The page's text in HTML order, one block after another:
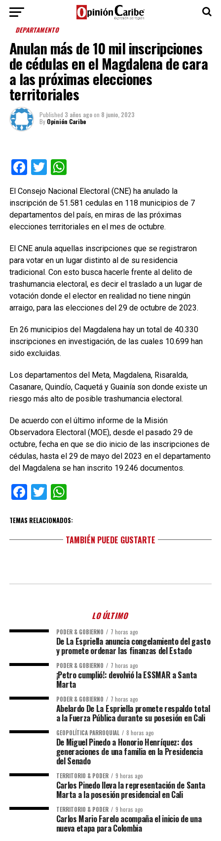
DEPARTAMENTO
Anulan más de 10 mil inscripciones
de cédulas en el Magdalena de cara
a las próximas elecciones
territoriales
Published 3 años agoon 8 junio, 2023
By Opinión Caribe
Facebook
TwitterWhatsApp
El Consejo Nacional Electoral (CNE) ha anulado la
inscripción de 51.581 cedulas en 118 municipios de 7
departamentos del país, en miras de las próximas
elecciones territoriales en el mes de octubre.
El CNE anula aquellas inscripciones que se registraron
para votar en un lugar distinto al de su residencia
tradicional. Con esto busca hacerle frente al delito de
trashumancia electoral, es decir el traslado a un lugar de
votación donde el elector en realidad no tiene ningún
arraigo, para las elecciones del 29 de octubre de 2023.
En 26 municipios del Magdalena hay un total de 40.330
inscripciones en investigación, de las cuales 10.699 han
sido excluidas.
Los departamentos del Meta, Magdalena, Risaralda,
Casanare, Quindío, Caquetá y Guainía son donde existe un
riesgo más alto de posible trashumancia electoral.
De acuerdo con el último informe de la Misión
Observadora Electoral (MOE), desde el pasado 29 de
octubre, fecha en que se dio inicio de las inscripciones de
cédulas, hasta el 29 de mayo del 2023 en el departamento
del Magdalena se han inscrito 19.246 documentos.
Facebook
TwitterWhatsApp
TEMAS RELACIONADOS:
TAMBIÉN PUEDE GUSTARTE
LO ÚLTIMO
PODER & GOBIERNO 7 horas ago
De La Espriella anuncia congelamiento del gasto
y promete ordenar las finanzas del Estado
PODER & GOBIERNO 7 horas ago
¡Petro cumplió!: devolvió la ESSMAR a Santa
Marta
PODER & GOBIERNO 7 horas ago
Abelardo De La Espriella promete respaldo total
a la Fuerza Pública durante su posesión en Cali
GEOPOLÍTICA PARROQUIAL 8 horas ago
De Miguel Pinedo a Honorio Henríquez: dos
generaciones de una familia en la Presidencia
del Senado
TERRITORIO & PODER 9 horas ago
Carlos Pinedo lleva la representación de Santa
Marta a la posesión presidencial en Cali
TERRITORIO & PODER 9 horas ago
Carlos Mario Farelo acompaña el inicio de una
nueva etapa para Colombia